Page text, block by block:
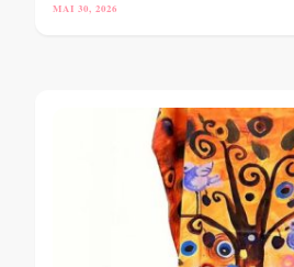
MAI 30, 2026